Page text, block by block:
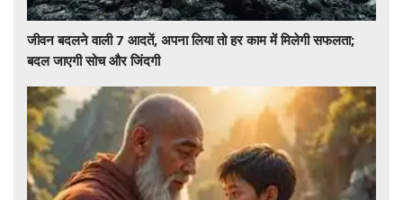
जीवन बदलने वाली 7 आदतें, अपना लिया तो हर काम में मिलेगी सफलता;
बदल जाएगी सोच और जिंदगी